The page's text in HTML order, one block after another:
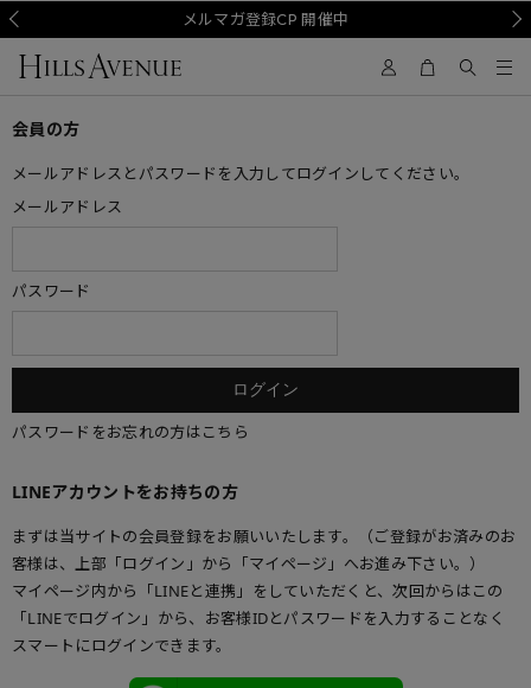
メルマガ登録CP 開催中
会員の方
メールアドレスとパスワードを入力してログインしてください。
メールアドレス
パスワード
パスワードをお忘れの方はこちら
LINEアカウントをお持ちの方
まずは当サイトの会員登録をお願いいたします。（ご登録がお済みのお
客様は、上部「ログイン」から「マイページ」へお進み下さい。）
マイページ内から「LINEと連携」をしていただくと、次回からはこの
「LINEでログイン」から、お客様IDとパスワードを入力することなく
スマートにログインできます。